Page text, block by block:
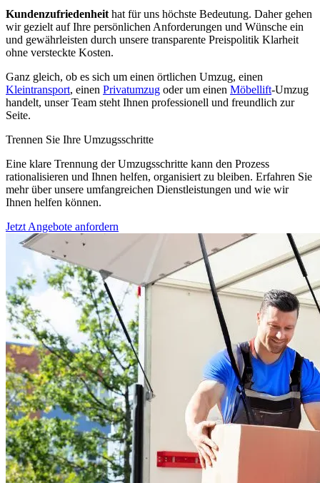
Kundenzufriedenheit hat für uns höchste Bedeutung. Daher gehen
wir gezielt auf Ihre persönlichen Anforderungen und Wünsche ein
und gewährleisten durch unsere transparente Preispolitik Klarheit
ohne versteckte Kosten.
Ganz gleich, ob es sich um einen örtlichen Umzug, einen
Kleintransport, einen Privatumzug oder um einen Möbellift-Umzug
handelt, unser Team steht Ihnen professionell und freundlich zur
Seite.
Trennen Sie Ihre Umzugsschritte
Eine klare Trennung der Umzugsschritte kann den Prozess
rationalisieren und Ihnen helfen, organisiert zu bleiben. Erfahren Sie
mehr über unsere umfangreichen Dienstleistungen und wie wir
Ihnen helfen können.
Jetzt Angebote anfordern